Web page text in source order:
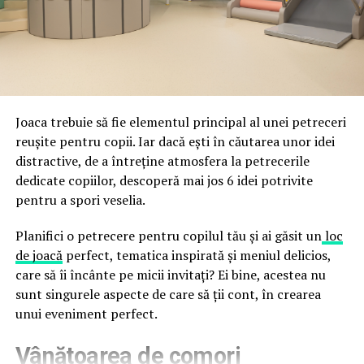
astfel încât confortul și estetica să funcționeze
împreună, nu în tensiune una cu cealaltă, pe toată
durata de viață a amenajării, indiferent de câte sezoane
fraude care exploatează încrederea în brand.
Directoratul Național de Securitate Cibernetică (DNSC)
financiare. Instituția recomandă verificarea atentă a
sursei mesajelor și raportarea incidentelor la numărul
unic 1911.
Campaniile identificate în ultimele săptămâni folosesc
false de streaming, coduri QR malițioase și mesaje care
promit bilete, rambursări, premii sau acces gratuit la
meciuri. FBI a emis în luna mai un avertisment privind
site-urile care clonează platforma oficială prin
modificări minore ale denumirii domeniului, precum
a colecta date personale și bancare.
Joaca trebuie să fie elementul principal al unei petreceri
reușite pentru copii. Iar dacă ești în căutarea unor idei
distractive, de a întreține atmosfera la petrecerile
dedicate copiilor, descoperă mai jos 6 idei potrivite
pentru a spori veselia.
Planifici o petrecere pentru copilul tău și ai găsit unloc
de joacăperfect, tematica inspirată și meniul delicios,
care să îi încânte pe micii invitați? Ei bine, acestea nu
sunt singurele aspecte de care să ții cont, în crearea
unui eveniment perfect.
Vânătoarea de comori